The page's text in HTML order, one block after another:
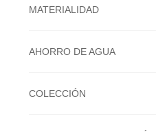
MATERIALIDAD
AHORRO DE AGUA
COLECCIÓN